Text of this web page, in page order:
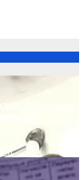
материалов
их